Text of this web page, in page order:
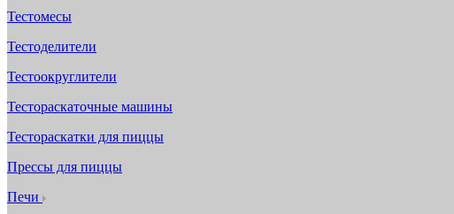
Тестомесы
Тестоделители
Тестоокруглители
Тестораскаточные машины
Тестораскатки для пиццы
Прессы для пиццы
Печи